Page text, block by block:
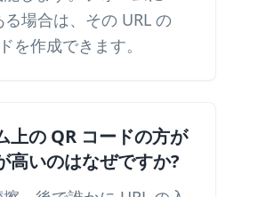
る場合は、その URL の
を作成できます。
上の QR コードの方が
高いのはなぜですか?